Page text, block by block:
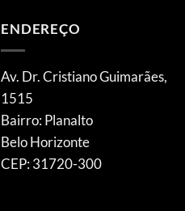
ENDEREÇO
Av. Dr. Cristiano Guimarães,
1515
Bairro: Planalto
Belo Horizonte
CEP: 31720-300